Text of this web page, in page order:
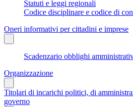
Statuti e leggi regionali
Codice disciplinare e codice di
Oneri informativi per cittadini e imprese
Scadenzario obblighi
Organizzazione
Titolari di incarichi politici, di
governo